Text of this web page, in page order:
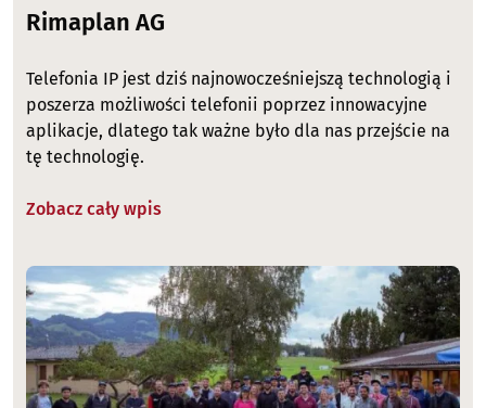
Rimaplan AG
Telefonia IP jest dziś najnowocześniejszą technologią i
poszerza możliwości telefonii poprzez innowacyjne
aplikacje, dlatego tak ważne było dla nas przejście na
tę technologię.
Zobacz cały wpis
Image